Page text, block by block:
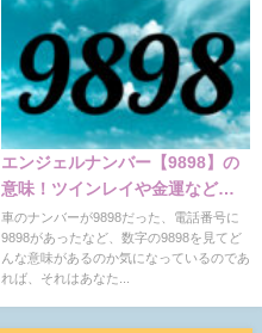
エンジェルナンバー【9898】の
意味！ツインレイや金運など解
説
車のナンバーが9898だった、電話番号に
9898があったなど、数字の9898を見てど
んな意味があるのか気になっているのであ
れば、それはあなた...